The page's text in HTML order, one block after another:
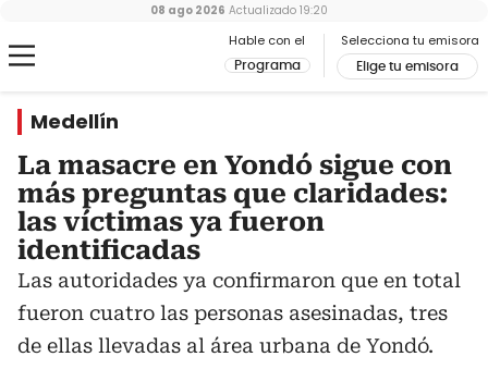
Hable con el
Programa
Selecciona tu emisora
Elige tu emisora
08 ago 2026 Actualizado 19:20
Medellín
La masacre en Yondó sigue con
más preguntas que claridades:
las víctimas ya fueron
identificadas
Las autoridades ya confirmaron que en total
fueron cuatro las personas asesinadas, tres
de ellas llevadas al área urbana de Yondó.